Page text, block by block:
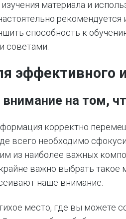
материала и
способность к
советами.
эффективного
внимание на том,
корректно
всего необходимо
из наиболее важных
важно выбрать
наше внимание.
место, где вы можете